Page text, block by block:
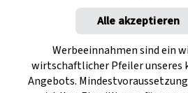
Alle akzeptieren
Werbeeinnahmen sind ein
wirtschaftlicher Pfeiler unseres
Angebots.